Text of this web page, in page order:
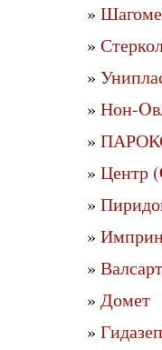
»
»
»
» Нон-
»
» Центр
»
»
»
» Домет
»